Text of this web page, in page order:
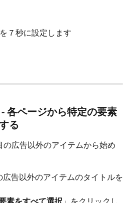
７秒に設定します
各ページから特定の要素
る
広告以外のアイテムから始め
告以外のアイテムのタイトルを